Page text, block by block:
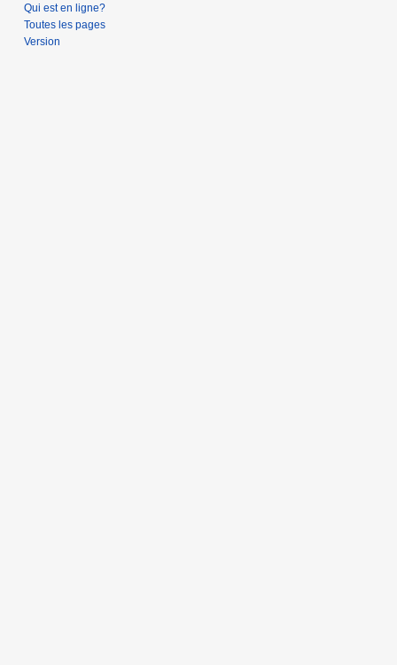
Qui est en ligne?
Toutes les pages
Version